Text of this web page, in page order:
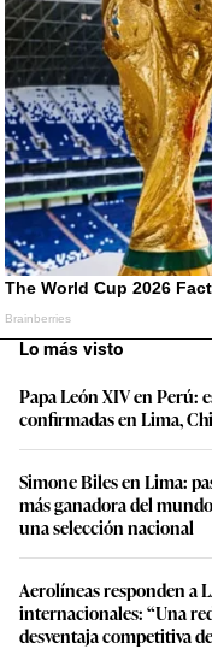
Lo más visto
Papa León XIV en Perú:
confirmadas en Lima,
Simone Biles en Lima:
más ganadora del
una selección nacional
Aerolíneas responden a
internacionales: “Una
desventaja competitiva